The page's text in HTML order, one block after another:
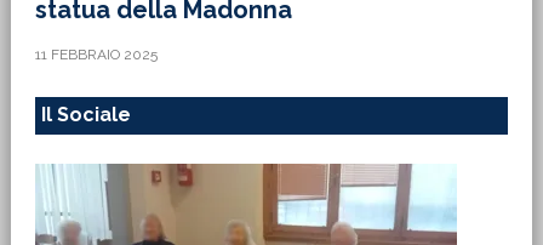
statua della Madonna
11 FEBBRAIO 2025
Il Sociale